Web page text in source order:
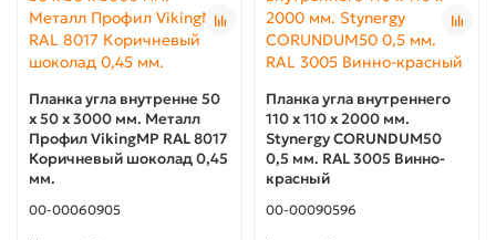
Планка угла внутренне 50
х 50 х 3000 мм. Металл
Профил VikingMP RAL 8017
Коричневый шоколад 0,45
мм.
00-00060905
Планка угла внутреннего
110 x 110 х 2000 мм.
Stynergy CORUNDUM50
0,5 мм. RAL 3005 Винно-
красный
00-00090596